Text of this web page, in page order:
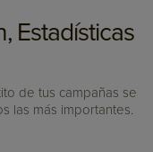
Estadísticas
de tus campañas se
las más importantes.